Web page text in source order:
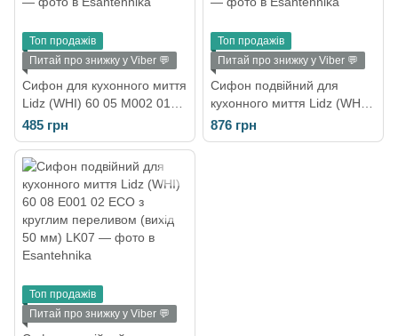
Топ продажів
Питай про знижку у Viber 💬
Сифон для кухонного миття
Lidz (WHI) 60 05 M002 01
EURO з відведенням для
пральної машини (вихід 50
мм)
485 грн
Топ продажів
Питай про знижку у Viber 💬
Сифон подвійний для
кухонного миття Lidz (WHI)
60 05 M003 00 з
відведенням для пральної
876 грн
Топ продажів
Питай про знижку у Viber 💬